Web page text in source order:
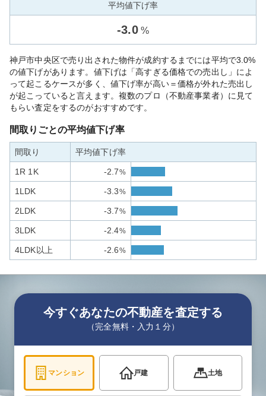
平均値下げ率
-3.0 %
神戸市中央区で売り出された物件が成約するまでには平均で3.0%
の値下げがあります。値下げは「高すぎる価格での売出し」によ
って起こるケースが多く、値下げ率が高い＝価格が外れた売出し
が起こっていると言えます。複数のプロ（不動産事業者）に見て
もらい査定をするのがおすすめです。
間取りごとの平均値下げ率
間取り 平均値下げ率
1R 1K -2.7%
1LDK -3.3%
2LDK -3.7%
3LDK -2.4%
4LDK以上 -2.6%
今すぐあなたの不動産を査定する
（完全無料・入力１分）
マンション 戸建 土地